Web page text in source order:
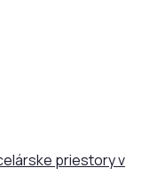
priestory v